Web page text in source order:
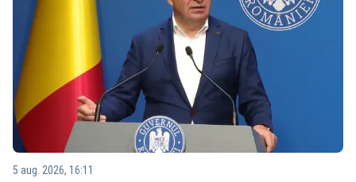
5 aug. 2026, 16:11